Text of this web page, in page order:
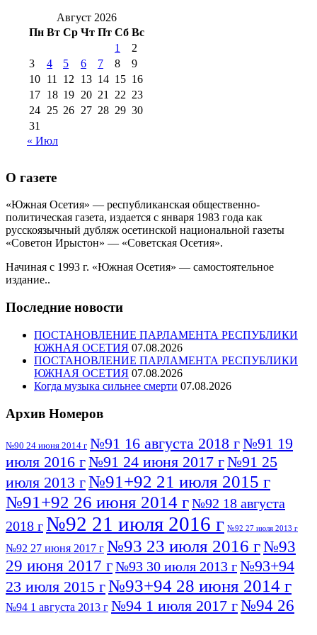
2016 г(12) №99 8 июля 2014 г
августа 2012 г(11)
августа 2013 г
(12)
Август 2026
Пн Вт Ср Чт Пт Сб Вс
1
2
3
4 5 6 7 8
9
10 11 12 13 14 15 16
17 18 19 20 21 22 23
24 25 26 27 28 29 30
31
« Июл
О газете
«Южная Осетия» — республиканская общественно-
политическая газета, издается с января 1983 года как
русскоязычный дубляж осетинской национальной газеты
«Советон Ирыстон» — «Советская Осетия».
Начиная с 1993 г. «Южная Осетия» — самостоятельное
издание..
Последние новости
ПОСТАНОВЛЕНИЕ ПАРЛАМЕНТА РЕСПУБЛИКИ
ЮЖНАЯ ОСЕТИЯ 07.08.2026
ПОСТАНОВЛЕНИЕ ПАРЛАМЕНТА РЕСПУБЛИКИ
ЮЖНАЯ ОСЕТИЯ 07.08.2026
Когда музыка сильнее смерти 07.08.2026
Архив Номеров
№90 24 июня 2014 г №91 16 августа 2018 г№91 19
июля 2016 г№91 24 июня 2017 г№91 25
июля 2013 г№91+92 21 июля 2015 г
№91+92 26 июня 2014 г№92 18 августа
2018 г№92 21 июля 2016 г №92 27 июля 2013 г
№92 27 июня 2017 г №93 23 июля 2016 г№93
29 июня 2017 г№93 30 июля 2013 г№93+94
23 июля 2015 г№93+94 28 июня 2014 г
№94 1 августа 2013 г №94 1 июля 2017 г№94 26